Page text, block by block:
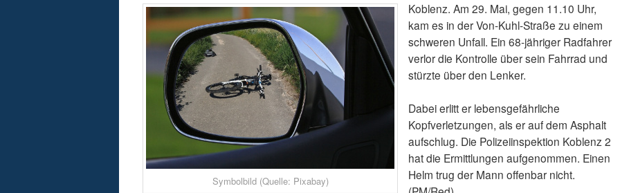
Symbolbild (Quelle: Pixabay)
Koblenz. Am 29. Mai, gegen 11.10 Uhr,
kam es in der Von-Kuhl-Straße zu einem
schweren Unfall. Ein 68-jähriger Radfahrer
verlor die Kontrolle über sein Fahrrad und
stürzte über den Lenker.
Dabei erlitt er lebensgefährliche
Kopfverletzungen, als er auf dem Asphalt
aufschlug. Die Polizeiinspektion Koblenz 2
hat die Ermittlungen aufgenommen. Einen
Helm trug der Mann offenbar nicht.